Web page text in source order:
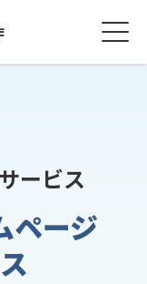
ービス
ページ